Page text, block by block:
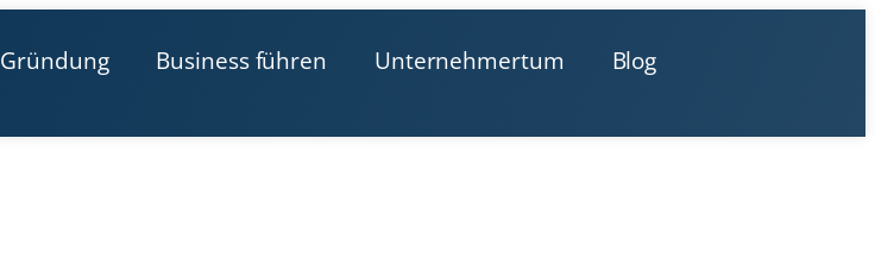
Gründung Business führen Unternehmertum Blog